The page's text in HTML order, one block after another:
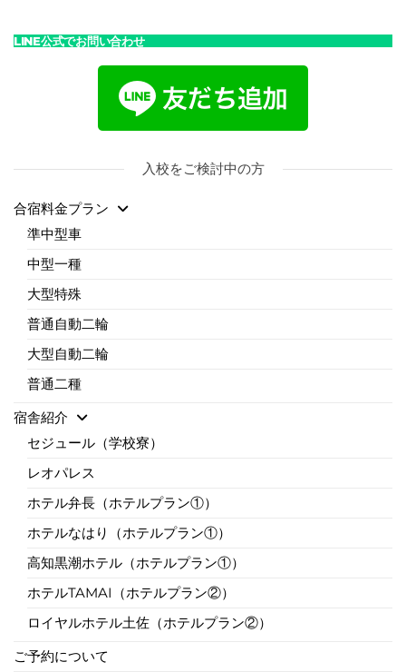
LINE公式でお問い合わせ
入校をご検討中の方
合宿料金プラン
準中型車
中型一種
大型特殊
普通自動二輪
大型自動二輪
普通二種
宿舎紹介
セジュール（学校寮）
レオパレス
ホテル弁長（ホテルプラン①）
ホテルなはり（ホテルプラン①）
高知黒潮ホテル（ホテルプラン①）
ホテルTAMAI（ホテルプラン②）
ロイヤルホテル土佐（ホテルプラン②）
ご予約について